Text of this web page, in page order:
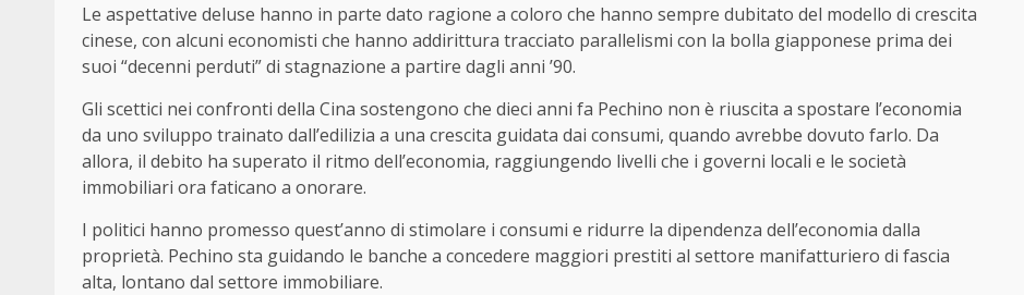
Le aspettative deluse hanno in parte dato ragione a coloro che hanno sempre dubitato del modello di crescita
cinese, con alcuni economisti che hanno addirittura tracciato parallelismi con la bolla giapponese prima dei
suoi “decenni perduti” di stagnazione a partire dagli anni ’90.
Gli scettici nei confronti della Cina sostengono che dieci anni fa Pechino non è riuscita a spostare l’economia
da uno sviluppo trainato dall’edilizia a una crescita guidata dai consumi, quando avrebbe dovuto farlo. Da
allora, il debito ha superato il ritmo dell’economia, raggiungendo livelli che i governi locali e le società
immobiliari ora faticano a onorare.
I politici hanno promesso quest’anno di stimolare i consumi e ridurre la dipendenza dell’economia dalla
proprietà. Pechino sta guidando le banche a concedere maggiori prestiti al settore manifatturiero di fascia
alta, lontano dal settore immobiliare.